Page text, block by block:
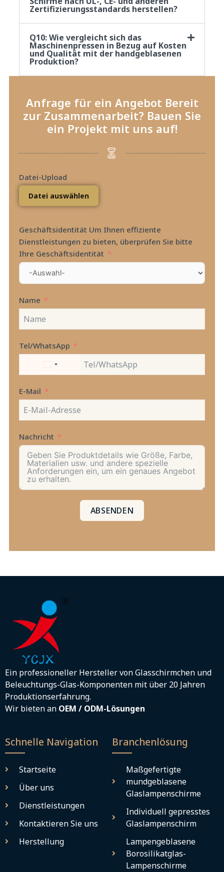
Zertifizierungsstandards herstellen?
Q10: Wie vergleicht sich das
Maschinenpressen in Bezug auf Kosten
und Qualität mit der handgeblasenen
Produktion?
Anfrage für ein Angebot Bereit
zur Zusammenarbeit? Bauen Sie
ein Projekt mit uns auf!
Datei-Upload
Datei auswählen
Geschäftsidentität Um Ihnen effiziente
Dienstleistungen zu bieten, überprüfen Sie bitte
Ihre Geschäftsidentität
Name
Tel/WhatsApp
UNITED
STATES
E-Mail
Nachricht
ABSENDEN
Ein professioneller Hersteller von Glasschirmchen und
Beleuchtungs-Glas-Komponenten mit über 20 Jahren
Produktionserfahrung.
Wir bieten an OEM / ODM-Lösungen
Schnelle Navigation
Startseite
Über uns
Dienstleistungen
Kontaktieren Sie uns
Herstellung
Branchenlösung
Maßgefertigte
mundgeblasene
Glaslampenschirme
Individuell gepresstes
Glaslampenschirm
Lampengeblasene
Borosilikatglas-
Lampenschirme